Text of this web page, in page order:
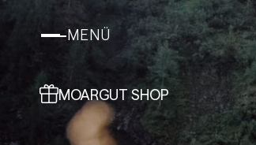
MENÜ
MOARGUT SHOP